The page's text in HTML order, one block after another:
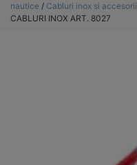
nautice / Cabluri inox si accesorii
CABLURI INOX ART. 8027